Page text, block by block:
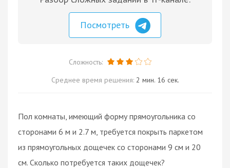
Посмотреть
Сложность:
Среднее время решения: 2 мин. 16 сек.
Пол комнаты, имеющий форму прямоугольника со
сторонами 6 м и 2.7 м, требуется покрыть паркетом
из прямоугольных дощечек со сторонами 9 см и 20
см. Сколько потребуется таких дощечек?